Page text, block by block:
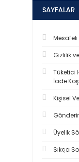
SAYFALAR
Mesafeli
Gizlilik
Tüketici
İade
Kişisel
Üyelik
Sıkça